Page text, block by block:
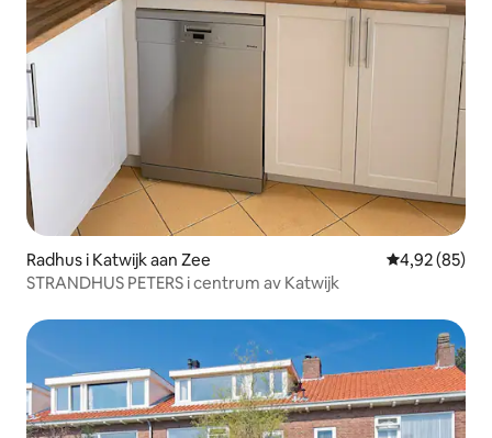
Radhus i Katwijk aan Zee 4,92 av 5 i
4,92 (85)
STRANDHUS PETERS i centrum av Katwijk